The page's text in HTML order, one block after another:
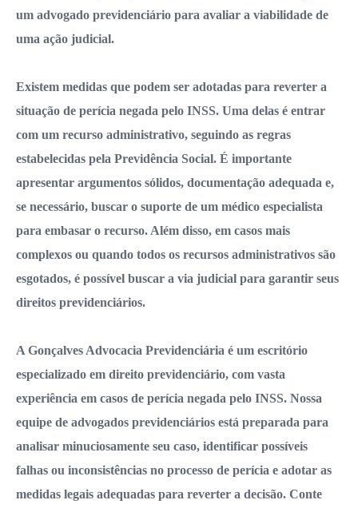
um advogado previdenciário para avaliar a viabilidade de
uma ação judicial.
Existem medidas que podem ser adotadas para reverter a
situação de perícia negada pelo INSS. Uma delas é entrar
com um recurso administrativo, seguindo as regras
estabelecidas pela Previdência Social. É importante
apresentar argumentos sólidos, documentação adequada e,
se necessário, buscar o suporte de um médico especialista
para embasar o recurso. Além disso, em casos mais
complexos ou quando todos os recursos administrativos são
esgotados, é possível buscar a via judicial para garantir seus
direitos previdenciários.
A Gonçalves Advocacia Previdenciária é um escritório
especializado em direito previdenciário, com vasta
experiência em casos de perícia negada pelo INSS. Nossa
equipe de advogados previdenciários está preparada para
analisar minuciosamente seu caso, identificar possíveis
falhas ou inconsistências no processo de perícia e adotar as
medidas legais adequadas para reverter a decisão. Conte